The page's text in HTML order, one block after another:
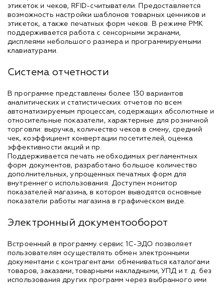
этикеток и чеков, RFID-считыватели. Предоставляется
возможность настройки шаблонов товарных ценников и
этикеток, а также печатных форм чеков. В режиме РМК
поддерживается работа с сенсорными экранами,
дисплеями небольшого размера и программируемыми
клавиатурами.
Система отчетности
В программе представлены более 130 вариантов
аналитических и статистических отчетов по всем
автоматизируемым процессам, содержащих абсолютные и
относительные показатели, характерные для розничной
торговли: выручка, количество чеков в смену, средний
чек, коэффициент конвертации посетителей, оценка
эффективности акций и пр.
Поддерживается печать необходимых регламентных
форм документов, разработано большое количество
дополнительных, упрощенных печатных форм для
внутреннего использования. Доступен монитор
показателей магазина, в котором выводятся основные
показатели работы магазина в графическом виде.
Электронный документооборот
Встроенный в программу сервис 1С-ЭДО позволяет
пользователям осуществлять обмен электронными
документами с контрагентами: обмениваться каталогами
товаров, заказами, товарными накладными, УПД и т. д. без
использования других программ через выбранного ими